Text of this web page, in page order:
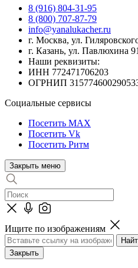
8 (916) 804-31-95
8 (800) 707-87-79
info@yanalukacher.ru
г. Москва, ул.
г. Казань, ул. Павлюхина
Наши реквизиты:
ИНН 772471706203
ОГРНИП
Социальные сервисы
Посетить MAX
Посетить Vk
Посетить Ритм
Закрыть меню
Ищите по изображениям
Закрыть